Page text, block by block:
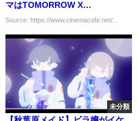
マはTOMORROW X
TOGETHERとGReeeeNがタッ
グ！
Source: https://www.cinemacafe.net/...
未分類